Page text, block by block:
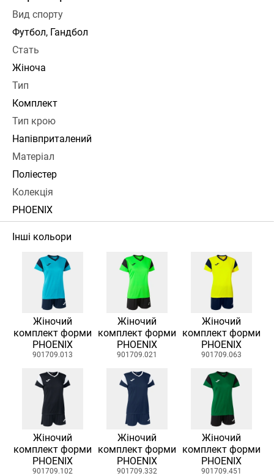
Вид спорту
Футбол, Гандбол
Стать
Жіноча
Тип
Комплект
Тип крою
Напівприталений
Матеріал
Поліестер
Колекція
PHOENIX
Інші кольори
Жіночий
комплект форми
PHOENIX
901709.013
Жіночий
комплект форми
PHOENIX
901709.021
Жіночий
комплект форми
PHOENIX
901709.063
Жіночий
комплект форми
PHOENIX
901709.102
Жіночий
комплект форми
PHOENIX
901709.332
Жіночий
комплект форми
PHOENIX
901709.451